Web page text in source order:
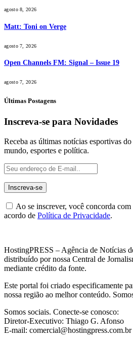
agosto 8, 2026
Matt: Toni on Verge
agosto 7, 2026
Open Channels FM: Signal – Issue 19
agosto 7, 2026
Últimas Postagens
Inscreva-se para Novidades
Receba as últimas notícias esportivas
mundo, esportes e política.
Ao se inscrever, você concorda com
acordo de Política de Privacidade.
HostingPRESS – Agência de Notícias
distribuído por nossa Central de
mediante crédito da fonte.
Este portal foi criado especificamente
nossa região ao melhor conteúdo.
Somos sociais. Conecte-se conosco:
Diretor-Executivo: Thiago G. Afonso
E-mail: comercial@hostingpress.com.br